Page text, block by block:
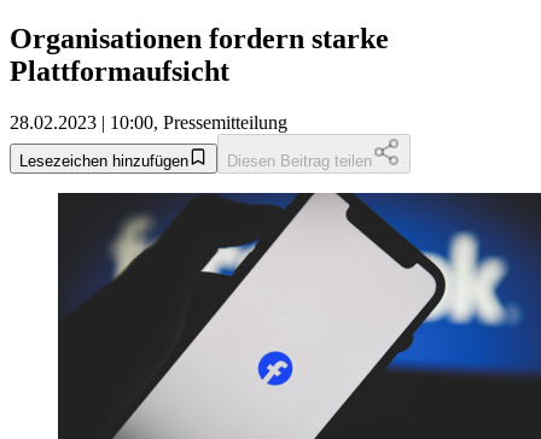
Organisationen fordern starke
Plattformaufsicht
28.02.2023 | 10:00, Pressemitteilung
Lesezeichen hinzufügen Diesen Beitrag teilen